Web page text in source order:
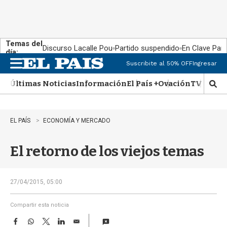
Temas del
día:
Discurso Lacalle Pou Partido suspendido En Clave País
n
u
Suscribite al 50% OFFIngresar
Últimas NoticiasInformaciónEl País +OvaciónTV Show
M
o
EL PAÍS ECONOMÍA Y MERCADO
El retorno de los viejos temas
27/04/2015, 05:00
Compartir esta noticia
F
W
T
L
E